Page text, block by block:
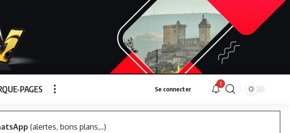
PAGES Se connecter
1
(alertes, bons plans,..)